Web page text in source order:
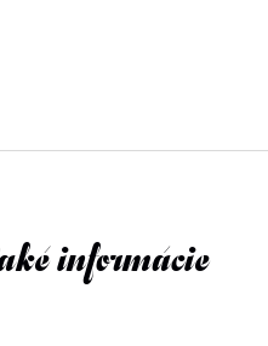
informácie